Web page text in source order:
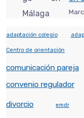
adaptación colegio
Centro de orientación
comunicación pareja
convenio regulador
divorcio emdr